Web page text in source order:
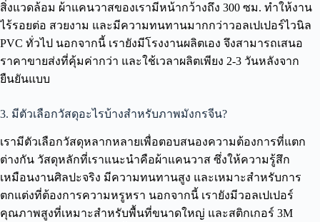
สิ่งแวดล้อม ผ้าแคนวาสของเรามีหน้ากว้างถึง 300 ซม. ทำให้งาน
ไร้รอยต่อ สวยงาม และมีความทนทานมากกว่าวอลเปเปอร์ไวนิล
PVC ทั่วไป นอกจากนี้ เรายังมีโรงงานผลิตเอง จึงสามารถเสนอ
ราคาขายส่งที่คุ้มค่ากว่า และใช้เวลาผลิตเพียง 2-3 วันหลังจาก
ยืนยันแบบ
3. มีตัวเลือกวัสดุอะไรบ้างสำหรับภาพมังกรจีน?
เรามีตัวเลือกวัสดุหลากหลายเพื่อตอบสนองความต้องการที่แตก
ต่างกัน วัสดุหลักที่เราแนะนำคือผ้าแคนวาส ซึ่งให้ความรู้สึก
เหมือนงานศิลปะจริง มีความทนทานสูง และเหมาะสำหรับการ
ตกแต่งที่ต้องการความหรูหรา นอกจากนี้ เรายังมีวอลเปเปอร์
คุณภาพสูงที่เหมาะสำหรับพื้นที่ขนาดใหญ่ และสติกเกอร์ 3M